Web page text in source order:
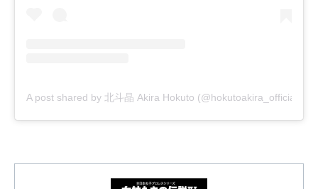
A post shared by 北斗晶 Akira Hokuto (@hokutoakira_official)